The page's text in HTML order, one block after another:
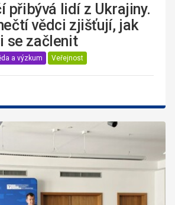
přibývá lidí z Ukrajiny.
vědci zjišťují, jak
se začlenit
a výzkum Veřejnost